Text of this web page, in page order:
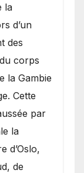
la
d’un
des
corps
la Gambie
Cette
par
la
d’Oslo,
de